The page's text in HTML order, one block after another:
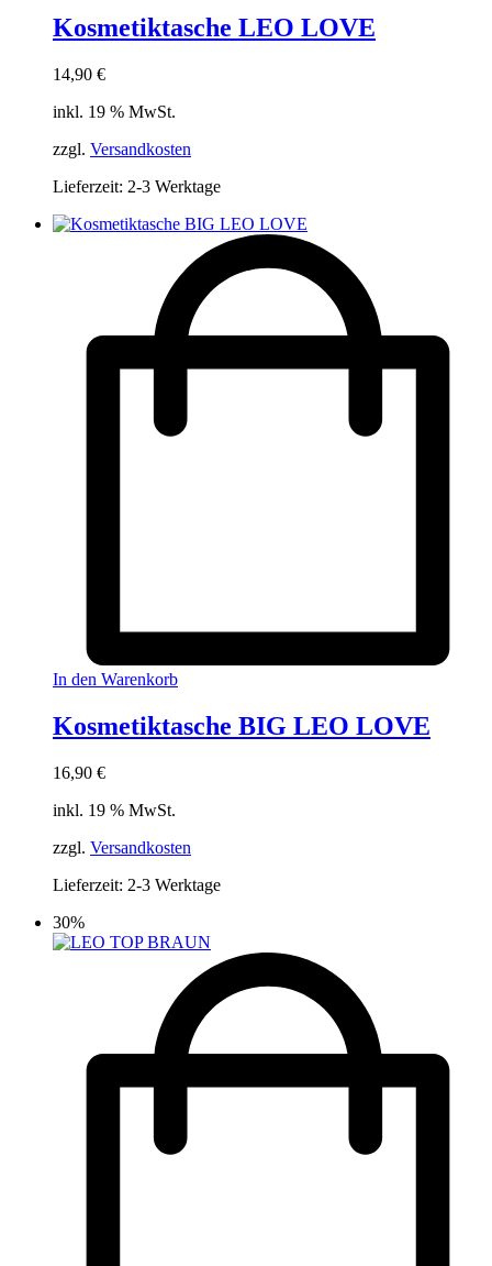
Kosmetiktasche LEO LOVE
14,90 €
inkl. 19 % MwSt.
zzgl. Versandkosten
Lieferzeit: 2-3 Werktage
In den Warenkorb
Kosmetiktasche BIG LEO LOVE
16,90 €
inkl. 19 % MwSt.
zzgl. Versandkosten
Lieferzeit: 2-3 Werktage
30%